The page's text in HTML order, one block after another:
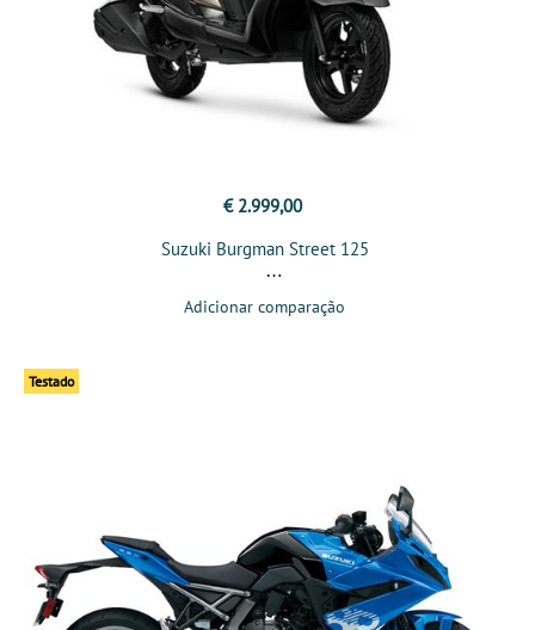
€ 2.999,00
Suzuki Burgman Street 125
Adicionar comparação
Testado